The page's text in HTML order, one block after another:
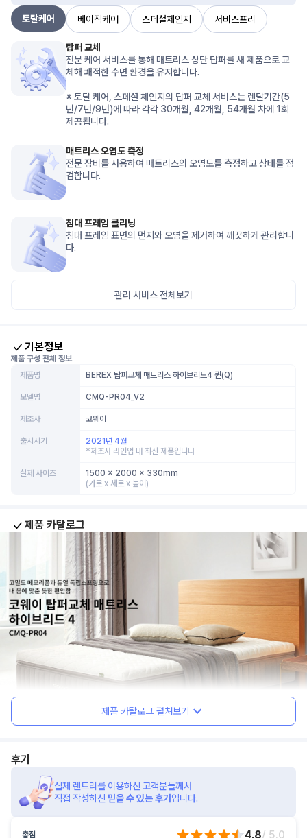
토탈케어 베이직케어 스페셜체인지 서비스프리
탑퍼 교체
전문 케어 서비스를 통해 매트리스 상단 탑퍼를 새 제품으로 교
체해 쾌적한 수면 환경을 유지합니다.
※ 토탈 케어, 스페셜 체인지의 탑퍼 교체 서비스는 렌탈기간(5
년/7년/9년)에 따라 각각 30개월, 42개월, 54개월 차에 1회
제공됩니다.
매트리스 오염도 측정
전문 장비를 사용하여 매트리스의 오염도를 측정하고 상태를 점
검합니다.
침대 프레임 클리닝
침대 프레임 표면의 먼지와 오염을 제거하여 깨끗하게 관리합니
다.
관리 서비스 전체보기
기본정보
제품 구성 전체 정보
제품명
BEREX 탑퍼교체 매트리스 하이브리드4 퀸(Q)
모델명 CMQ-PR04_V2
제조사 코웨이
출시시기
2021년 4월
*제조사 라인업 내 최신 제품입니다
실제 사이즈
1500 x 2000 x 330mm
(가로 x 세로 x 높이)
제품 카탈로그
제품 카탈로그 펼쳐보기
후기
실제 렌트리를 이용하신 고객분들께서
직접 작성하신 믿을 수 있는 후기 입니다.
총점 4.8/ 5.0